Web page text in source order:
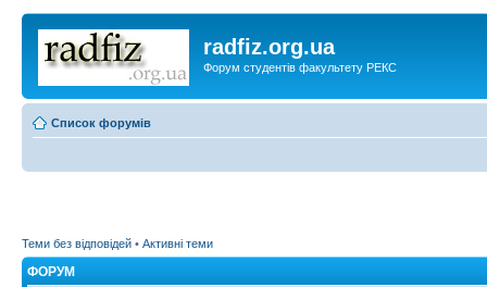
radfiz.org.ua
Форум студентів факультету РЕКС
Список форумів
Теми без відповідей • Активні теми
ФОРУМ